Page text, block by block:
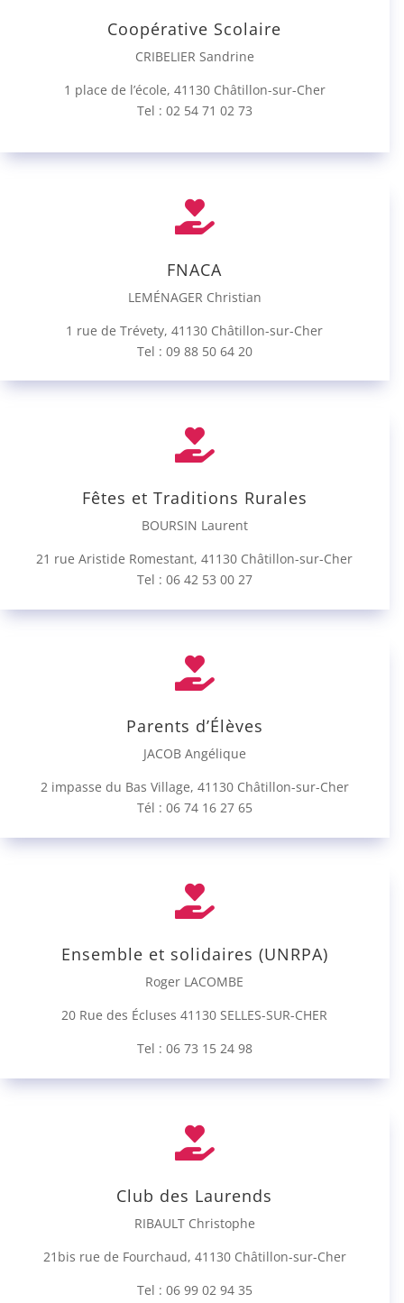
Coopérative Scolaire
CRIBELIER Sandrine
1 place de l’école, 41130 Châtillon-sur-Cher
Tel : 02 54 71 02 73

FNACA
LEMÉNAGER Christian
1 rue de Trévety, 41130 Châtillon-sur-Cher
Tel : 09 88 50 64 20

Fêtes et Traditions Rurales
BOURSIN Laurent
21 rue Aristide Romestant, 41130 Châtillon-sur-Cher
Tel : 06 42 53 00 27

Parents d’Élèves
JACOB Angélique
2 impasse du Bas Village, 41130 Châtillon-sur-Cher
Tél : 06 74 16 27 65

Ensemble et solidaires (UNRPA)
Roger LACOMBE
20 Rue des Écluses 41130 SELLES-SUR-CHER
Tel : 06 73 15 24 98

Club des Laurends
RIBAULT Christophe
21bis rue de Fourchaud, 41130 Châtillon-sur-Cher
Tel : 06 99 02 94 35